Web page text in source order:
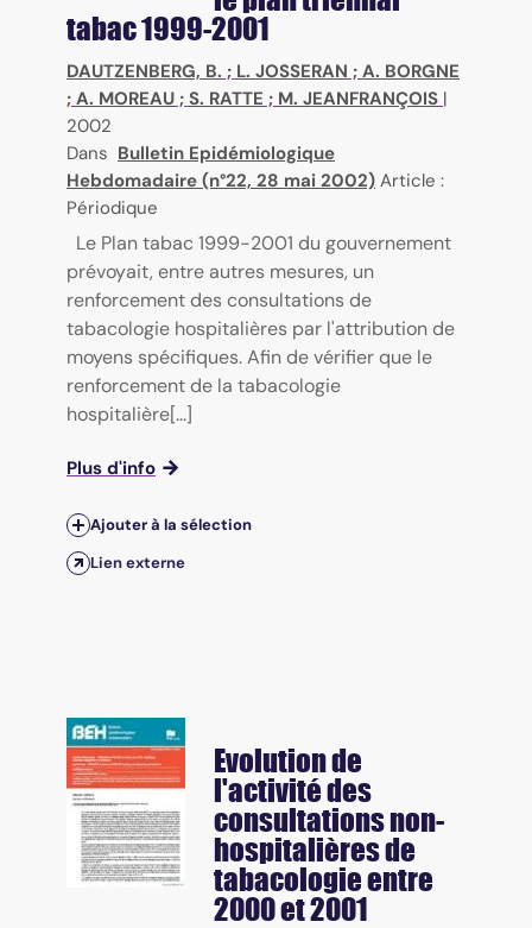
tabac 1999-2001
DAUTZENBERG, B. ; L. JOSSERAN ; A. BORGNE
; A. MOREAU ; S. RATTE ; M. JEANFRANÇOIS |
2002
Dans Bulletin Epidémiologique
Hebdomadaire (n°22, 28 mai 2002) Article :
Périodique
Le Plan tabac 1999-2001 du gouvernement
prévoyait, entre autres mesures, un
renforcement des consultations de
tabacologie hospitalières par l'attribution de
moyens spécifiques. Afin de vérifier que le
renforcement de la tabacologie
hospitalière[...]
Plus d'info
Ajouter à la sélection
Lien externe
Evolution de
l'activité des
consultations non-
hospitalières de
tabacologie entre
2000 et 2001